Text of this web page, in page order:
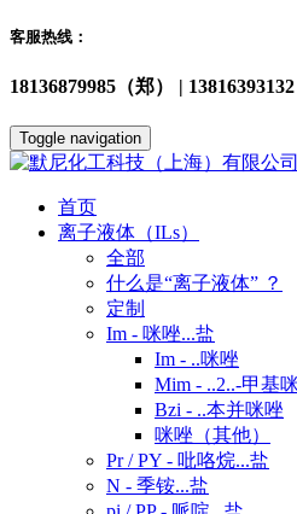
客服热线：
18136879985（郑） |
Toggle navigation
首页
离子液体（ILs）
全部
什么是“离子液体” ？
定制
Im - 咪唑...盐
Im - ..咪唑
Mim - ..2..-甲基
Bzi - ..本并咪唑
咪唑（其他）
Pr / PY - 吡咯烷...盐
N - 季铵...盐